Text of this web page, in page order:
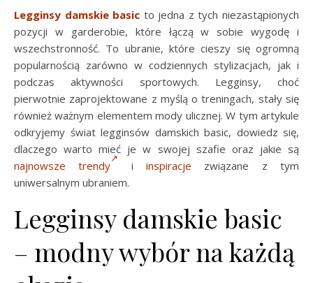
Legginsy damskie basic to jedna z tych niezastąpionych
pozycji w garderobie, które łączą w sobie wygodę i
wszechstronność. To ubranie, które cieszy się ogromną
popularnością zarówno w codziennych stylizacjach, jak i
podczas aktywności sportowych. Legginsy, choć
pierwotnie zaprojektowane z myślą o treningach, stały się
również ważnym elementem mody ulicznej. W tym artykule
odkryjemy świat legginsów damskich basic, dowiedz się,
dlaczego warto mieć je w swojej szafie oraz jakie są
najnowsze trendy
iinspiracje związane z tym
uniwersalnym ubraniem.
Legginsy damskie basic
– modny wybór na każdą